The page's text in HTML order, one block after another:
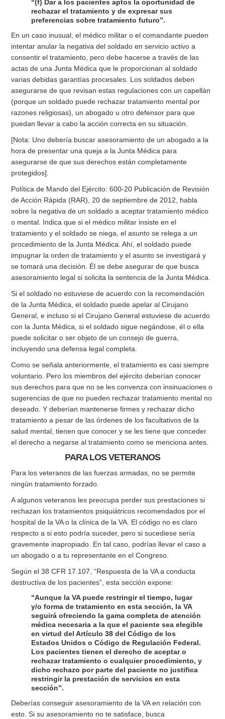
“(f) Dar a los pacientes aptos la oportunidad de
rechazar el tratamiento y de expresar sus
preferencias sobre tratamiento futuro”.
En un caso inusual, el médico militar o el comandante pueden
intentar anular la negativa del soldado en servicio activo a
consentir el tratamiento, pero debe hacerse a través de las
actas de una Junta Médica que le proporcionan al soldado
varias debidas garantías procesales. Los soldados deben
asegurarse de que revisan estas regulaciones con un capellán
(porque un soldado puede rechazar tratamiento mental por
razones religiosas), un abogado u otro defensor para que
puedan llevar a cabo la acción correcta en su situación.
[Nota: Uno debería buscar asesoramiento de un abogado a la
hora de presentar una queja a la Junta Médica para
asegurarse de que sus derechos están completamente
protegidos].
Política de Mando del Ejército: 600-20 Publicación de Revisión
de Acción Rápida (RAR), 20 de septiembre de 2012, habla
sobre la negativa de un soldado a aceptar tratamiento médico
o mental. Indica que si el médico militar insiste en el
tratamiento y el soldado se niega, el asunto se relega a un
procedimiento de la Junta Médica. Ahí, el soldado puede
impugnar la orden de tratamiento y el asunto se investigará y
se tomará una decisión. Él se debe asegurar de que busca
asesoramiento legal si solicita la sentencia de la Junta Médica.
Si el soldado no estuviese de acuerdo con la recomendación
de la Junta Médica, el soldado puede apelar al Cirujano
General, e incluso si el Cirujano General estuviese de acuerdo
con la Junta Médica, si el soldado sigue negándose, él o ella
puede solicitar o ser objeto de un consejo de guerra,
incluyendo una defensa legal completa.
Como se señala anteriormente, el tratamiento es casi siempre
voluntario. Pero los miembros del ejército deberían conocer
sus derechos para que no se les convenza con insinuaciones o
sugerencias de que no pueden rechazar tratamiento mental no
deseado. Y deberían mantenerse firmes y rechazar dicho
tratamiento a pesar de las órdenes de los facultativos de la
salud mental, tienen que conocer y se les tiene que conceder
el derecho a negarse al tratamiento como se menciona antes.
PARA LOS VETERANOS
Para los veteranos de las fuerzas armadas, no se permite
ningún tratamiento forzado.
A algunos veteranos les preocupa perder sus prestaciones si
rechazan los tratamientos psiquiátricos recomendados por el
hospital de la VA o la clínica de la VA. El código no es claro
respecto a si esto podría suceder, pero si sucediese sería
gravemente inapropiado. En tal caso, podrías llevar el caso a
un abogado o a tu representante en el Congreso.
Según el 38 CFR 17.107, “Respuesta de la VA a conducta
destructiva de los pacientes”, esta sección expone:
“Aunque la VA puede restringir el tiempo, lugar
y/o forma de tratamiento en esta sección, la VA
seguirá ofreciendo la gama completa de atención
médica necesaria a la que el paciente sea elegible
en virtud del Artículo 38 del Código de los
Estados Unidos o Código de Regulación Federal.
Los pacientes tienen el derecho de aceptar o
rechazar tratamiento o cualquier procedimiento, y
dicho rechazo por parte del paciente no justifica
restringir la prestación de servicios en esta
sección”.
Deberías conseguir asesoramiento de la VA en relación con
esto. Si su asesoramiento no te satisface, busca